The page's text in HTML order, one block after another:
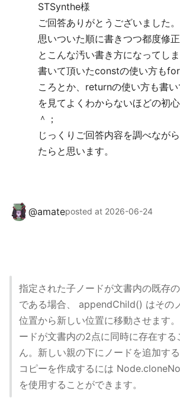
STSynthe様
ご回答ありがとうございました。
思いついた順に書きつつ都度修
とこんな汚い書き方になってしま
書いて頂いたconstの使い方も
ころとか、returnの使い方も書
を見てよくわからないほどの初
＾；
じっくりご回答内容を調べなが
たらと思います。
@amateposted at 2026-06-24
指定された子ノードが文書内の既存
である場合、 appendChild() はその
位置から新しい位置に移動させます
ードが文書内の2点に同時に存在する
ん。新しい親の下にノードを追加す
コピーを作成するには
を使用することができます。